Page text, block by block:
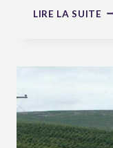
LIRE LA SUITE